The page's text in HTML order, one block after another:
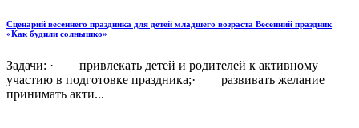
Сценарий весеннего праздника для детей младшего возраста Весенний праздник
«Как будили солнышко»
Задачи: · привлекать детей и родителей к активному
участию в подготовке праздника;· развивать желание
принимать акти...